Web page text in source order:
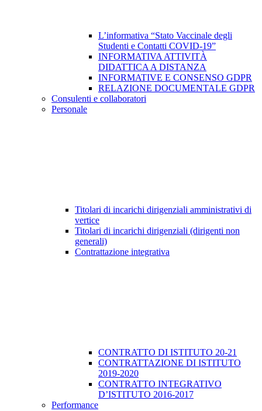
L’informativa “Stato Vaccinale degli
Studenti e Contatti COVID-19”
INFORMATIVA ATTIVITÀ
DIDATTICA A DISTANZA
INFORMATIVE E CONSENSO GDPR
RELAZIONE DOCUMENTALE GDPR
Consulenti e collaboratori
Personale
Titolari di incarichi dirigenziali amministrativi di
vertice
Titolari di incarichi dirigenziali (dirigenti non
generali)
Contrattazione integrativa
CONTRATTO DI ISTITUTO 20-21
CONTRATTAZIONE DI ISTITUTO
2019-2020
CONTRATTO INTEGRATIVO
D’ISTITUTO 2016-2017
Performance